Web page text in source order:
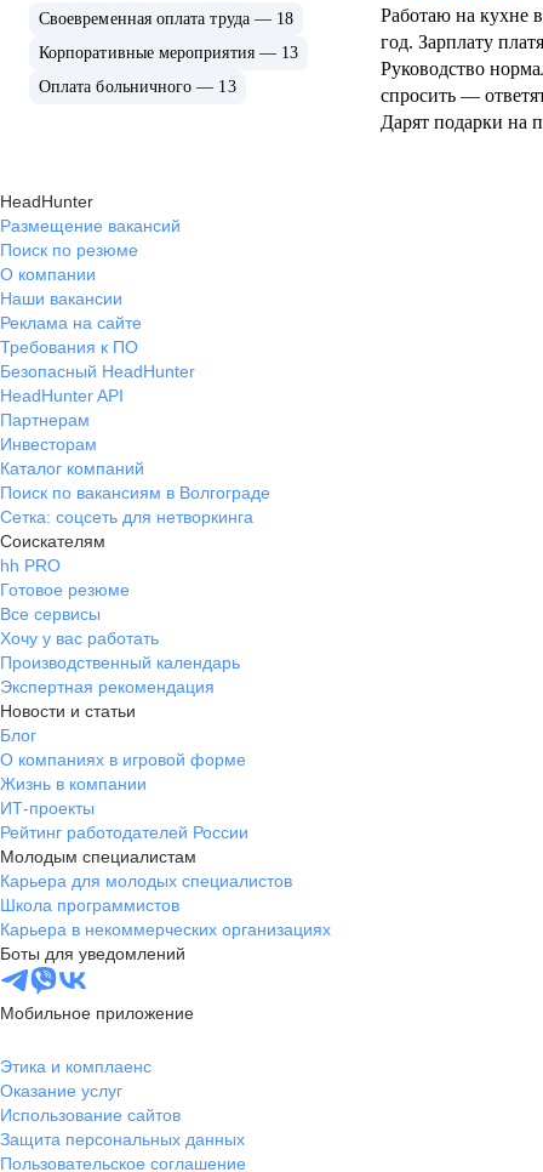
Своевременная оплата труда — 18
Корпоративные мероприятия — 13
Оплата больничного — 13
Работаю на кухне
год. Зарплату
Руководство
спросить —
Дарят подарки на
HeadHunter
Размещение вакансий
Поиск по резюме
О компании
Наши вакансии
Реклама на сайте
Требования к ПО
Безопасный HeadHunter
HeadHunter API
Партнерам
Инвесторам
Каталог компаний
Поиск по вакансиям в Волгограде
Сетка: соцсеть для нетворкинга
Соискателям
hh PRO
Готовое резюме
Все сервисы
Хочу у вас работать
Производственный календарь
Экспертная рекомендация
Новости и статьи
Блог
О компаниях в игровой форме
Жизнь в компании
ИТ-проекты
Рейтинг работодателей России
Молодым специалистам
Карьера для молодых специалистов
Школа программистов
Карьера в некоммерческих организациях
Боты для уведомлений
Мобильное приложение
Этика и комплаенс
Оказание услуг
Использование сайтов
Защита персональных данных
Пользовательское соглашение